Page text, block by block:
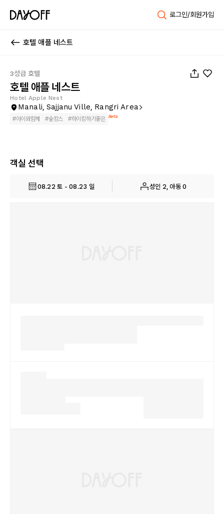
로그인/회원가입
호텔 애플 네스트
3성급 호텔
호텔 애플 네스트
Hotel Apple Nest
Manali, Sajjanu Ville, Rangri Area
#아이와함께 #숲캉스 #하이킹하기좋은 Beta
객실 선택
08.22 토 - 08.23 일 성인 2, 아동 0